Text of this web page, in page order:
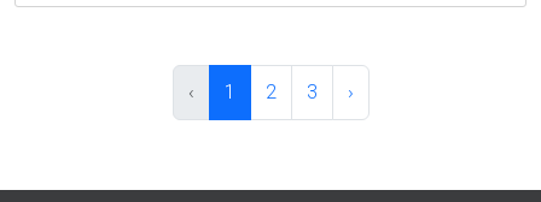
‹ 1 2 3 ›